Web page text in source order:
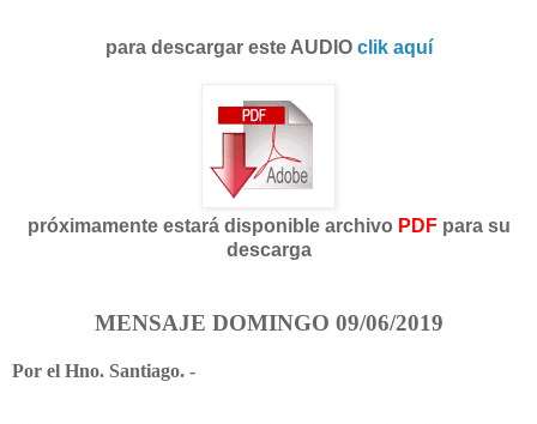
para descargar este AUDIO clik aquí
próximamente estará disponible archivo PDFpara su
descarga
MENSAJE DOMINGO 09/06/2019
Por el Hno. Santiago. -